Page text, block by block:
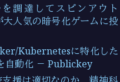
調達してスピンアウト
人気の暗号化ゲームに投
Kubernetesに特化した
自動化 － Publickey